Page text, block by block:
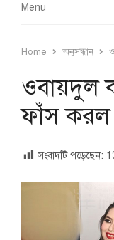
Menu
Menu
Home অনুসন্ধান
ওবায়দুল
ফাঁস করল
সংবাদটি পড়েছেন: